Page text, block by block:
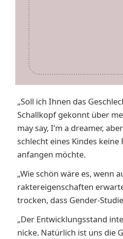
„Soll ich Ihnen das
Schallkopf gekonnt über
may say, I’m a drea­mer,
schlecht eines Kindes
anfangen möchte.
„Wie schön wäre es, wenn
rak­ter­ei­gen­schaf­ten
trocken, dass Gender-
„Der Entwicklungsstand
nicke. Natürlich ist uns die